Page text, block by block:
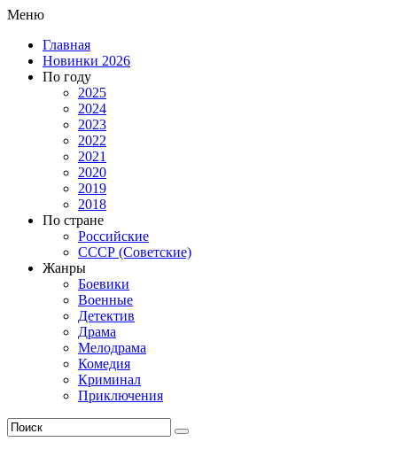
Меню
Главная
Новинки 2026
По году
2025
2024
2023
2022
2021
2020
2019
2018
По стране
Российские
СССР (Советские)
Жанры
Боевики
Военные
Детектив
Драма
Мелодрама
Комедия
Криминал
Приключения